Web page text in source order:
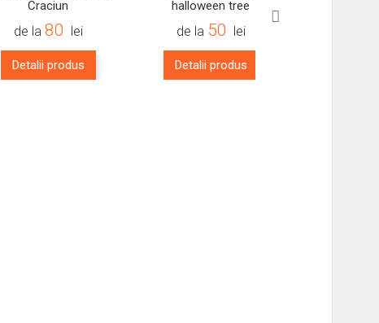
Craciun
de la 80 lei
Detalii produs
halloween tree
de la 50 lei
Detalii produs